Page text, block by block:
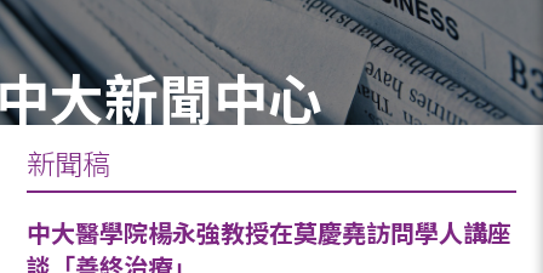
大新聞中心
新聞稿
中大醫學院楊永強教授在莫慶堯訪問學人講座